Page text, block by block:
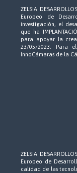
ZELSIA
Europeo de
investigación, el
que ha
para apoyar la
23/05/2023. Para
InnoCámaras de la
ZELSIA
Europeo de
calidad de las